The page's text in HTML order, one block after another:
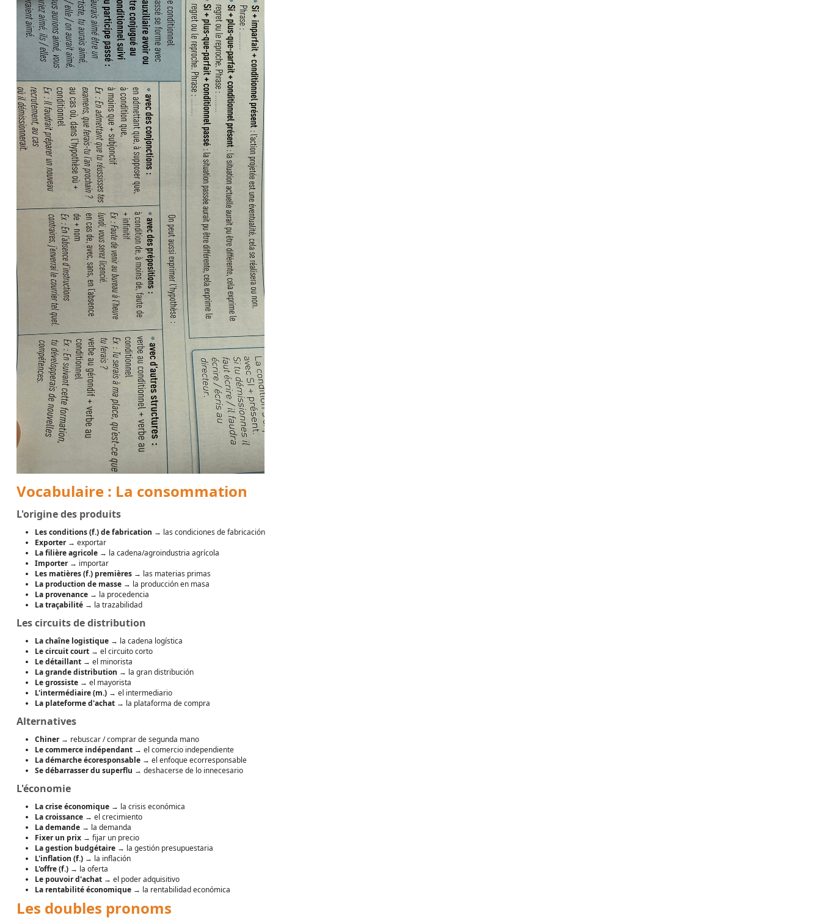
Vocabulaire : La consommation
L'origine des produits
Les conditions (f.) de fabrication → las condiciones de fabricación
Exporter→ exportar
La filière agricole → la cadena/agroindustria agrícola
Importer→ importar
Les matières (f.) premières → las materias primas
La production de masse → la producción en masa
La provenance → la procedencia
La traçabilité → la trazabilidad
Les circuits de distribution
La chaîne logistique → la cadena logística
Le circuit court → el circuito corto
Le détaillant → el minorista
La grande distribution → la gran distribución
Le grossiste → el mayorista
L'intermédiaire (m.) → el intermediario
La plateforme d'achat → la plataforma de compra
Alternatives
Chiner→ rebuscar / comprar de segunda mano
Le commerce indépendant → el comercio independiente
La démarche écoresponsable → el enfoque ecorresponsable
Se débarrasser du superflu → deshacerse de lo innecesario
L'économie
La crise économique → la crisis económica
La croissance → el crecimiento
La demande → la demanda
Fixer un prix → fijar un precio
La gestion budgétaire → la gestión presupuestaria
L'inflation (f.) → la inflación
L'offre (f.) → la oferta
Le pouvoir d'achat → el poder adquisitivo
La rentabilité économique → la rentabilidad económica
Les doubles pronoms